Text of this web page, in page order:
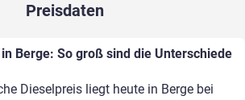
Preisdaten
Berge: So groß sind die Unterschiede
Dieselpreis liegt heute in Berge bei